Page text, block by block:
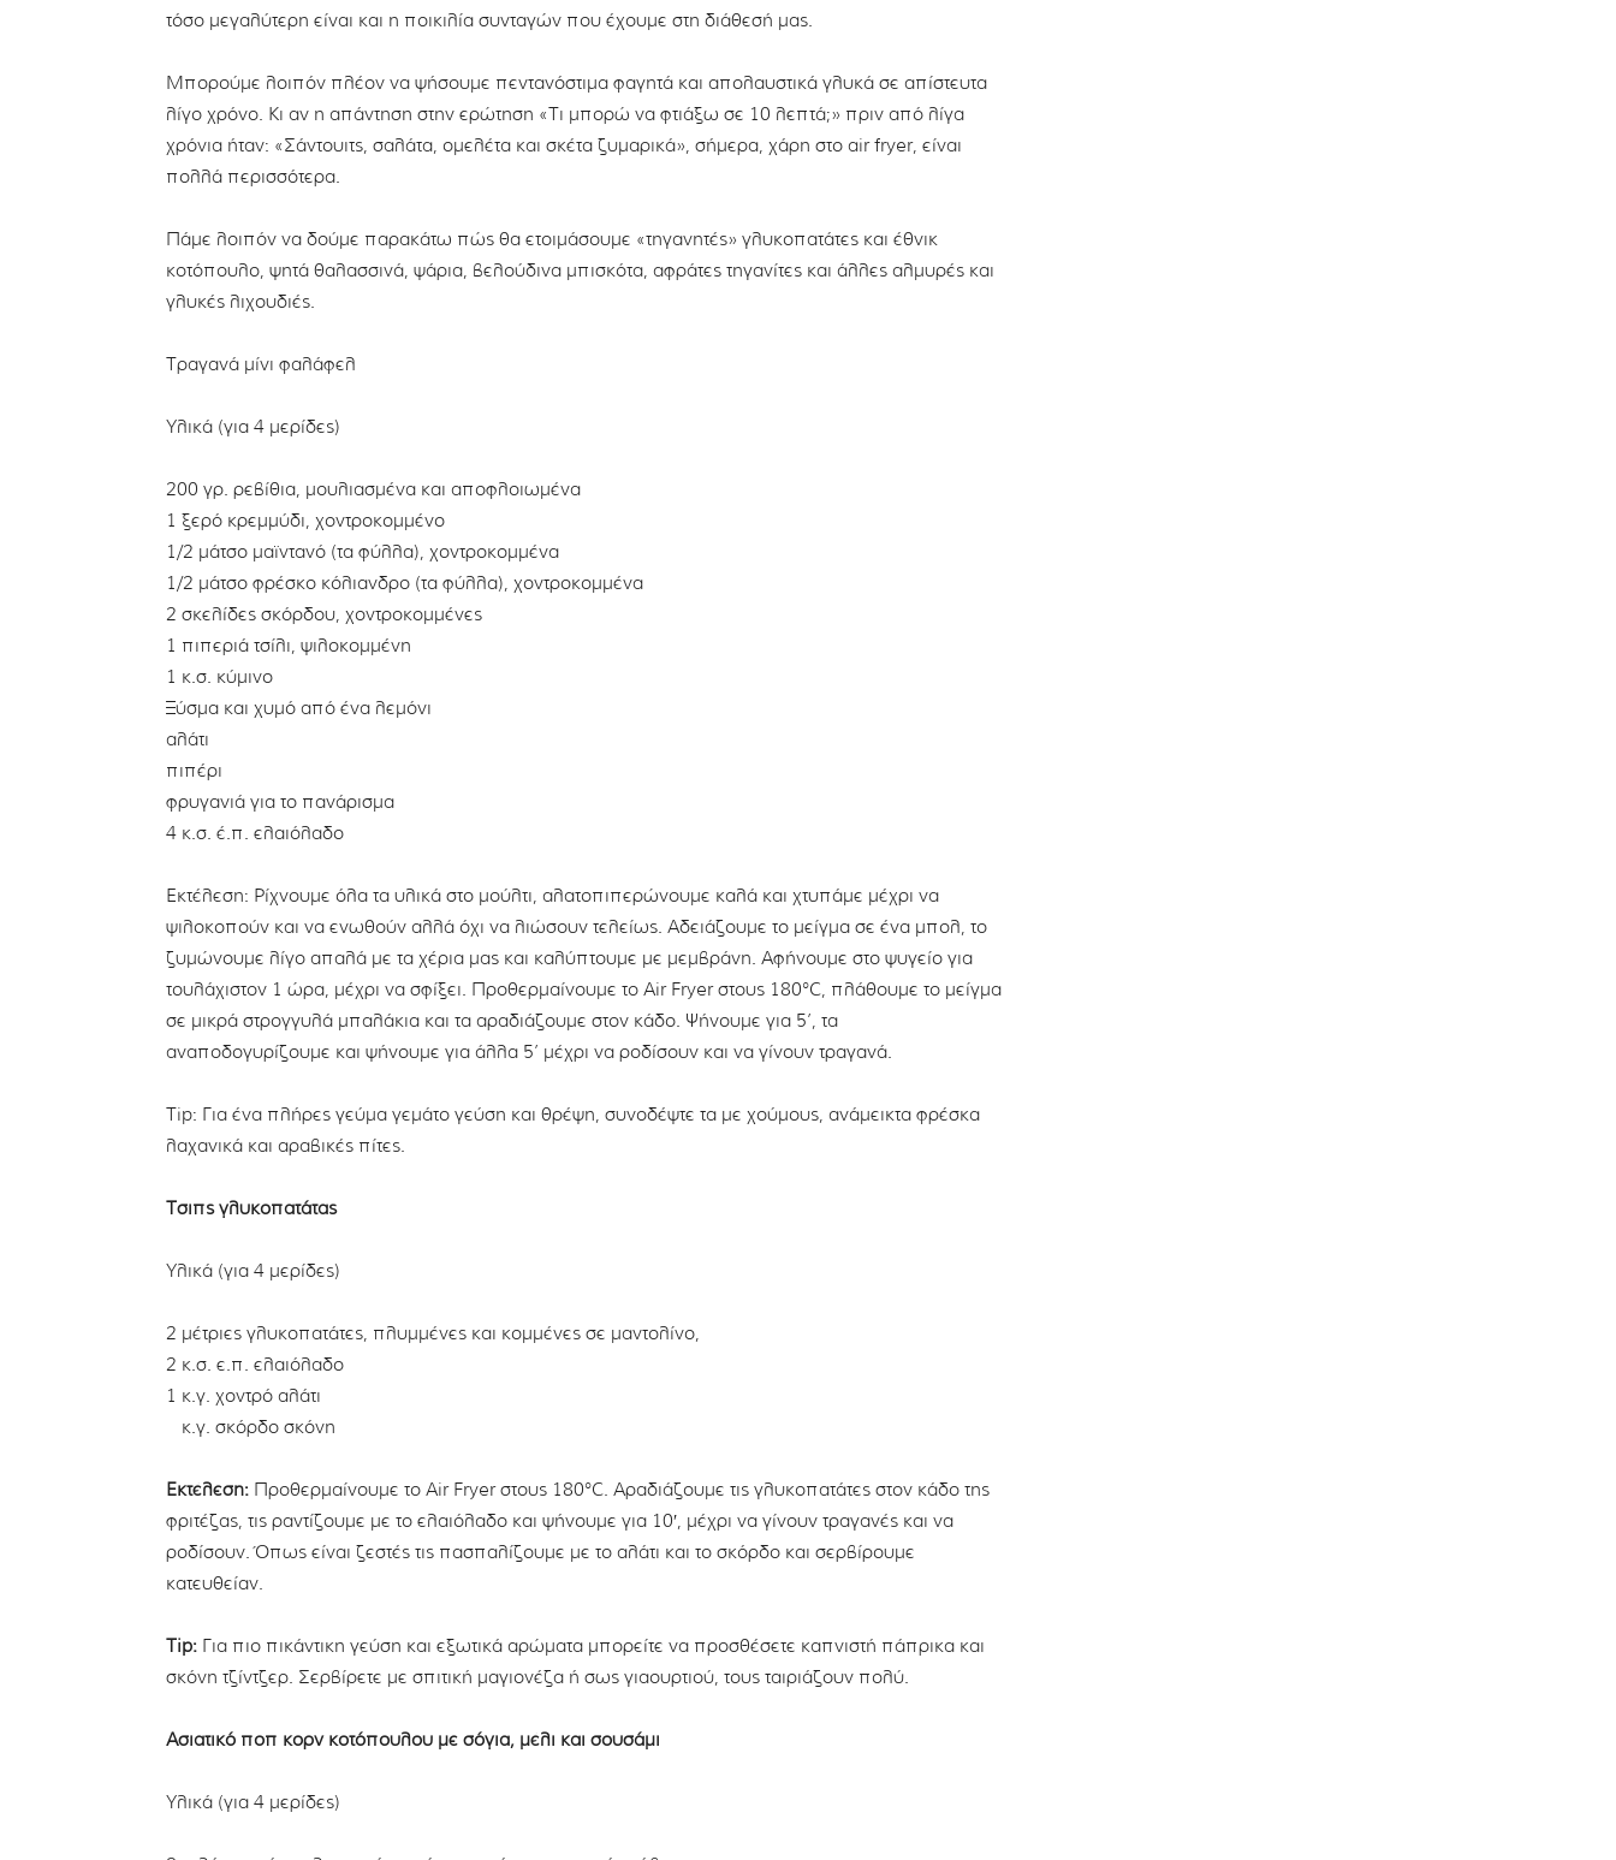
τόσο μεγαλύτερη είναι και η ποικιλία συνταγών που έχουμε στη διάθεσή μας.
Μπορούμε λοιπόν πλέον να ψήσουμε πεντανόστιμα φαγητά και απολαυστικά γλυκά σε απίστευτα
λίγο χρόνο. Κι αν η απάντηση στην ερώτηση «Τι μπορώ να φτιάξω σε 10 λεπτά;» πριν από λίγα
χρόνια ήταν: «Σάντουιτς, σαλάτα, ομελέτα και σκέτα ζυμαρικά», σήμερα, χάρη στο air fryer, είναι
πολλά περισσότερα.
Πάμε λοιπόν να δούμε παρακάτω πώς θα ετοιμάσουμε «τηγανητές» γλυκοπατάτες και έθνικ
κοτόπουλο, ψητά θαλασσινά, ψάρια, βελούδινα μπισκότα, αφράτες τηγανίτες και άλλες αλμυρές και
γλυκές λιχουδιές.
Τραγανά μίνι φαλάφελ
Υλικά (για 4 μερίδες)
200 γρ. ρεβίθια, μουλιασμένα και αποφλοιωμένα
1 ξερό κρεμμύδι, χοντροκομμένο
1/2 μάτσο μαϊντανό (τα φύλλα), χοντροκομμένα
1/2 μάτσο φρέσκο κόλιανδρο (τα φύλλα), χοντροκομμένα
2 σκελίδες σκόρδου, χοντροκομμένες
1 πιπεριά τσίλι, ψιλοκομμένη
1 κ.σ. κύμινο
Ξύσμα και χυμό από ένα λεμόνι
αλάτι
πιπέρι
φρυγανιά για το πανάρισμα
4 κ.σ. έ.π. ελαιόλαδο
Εκτέλεση: Ρίχνουμε όλα τα υλικά στο μούλτι, αλατοπιπερώνουμε καλά και χτυπάμε μέχρι να
ψιλοκοπούν και να ενωθούν αλλά όχι να λιώσουν τελείως. Αδειάζουμε το μείγμα σε ένα μπολ, το
ζυμώνουμε λίγο απαλά με τα χέρια μας και καλύπτουμε με μεμβράνη. Αφήνουμε στο ψυγείο για
τουλάχιστον 1 ώρα, μέχρι να σφίξει. Προθερμαίνουμε το Αir Fryer στους 180°C, πλάθουμε το μείγμα
σε μικρά στρογγυλά μπαλάκια και τα αραδιάζουμε στον κάδο. Ψήνουμε για 5’, τα
αναποδογυρίζουμε και ψήνουμε για άλλα 5’ μέχρι να ροδίσουν και να γίνουν τραγανά.
Tip: Για ένα πλήρες γεύμα γεμάτο γεύση και θρέψη, συνοδέψτε τα με χούμους, ανάμεικτα φρέσκα
λαχανικά και αραβικές πίτες.
Τσιπς γλυκοπατάτας
Υλικά (για 4 μερίδες)
2 μέτριες γλυκοπατάτες, πλυμμένες και κομμένες σε μαντολίνο,
2 κ.σ. ε.π. ελαιόλαδο
1 κ.γ. χοντρό αλάτι
½ κ.γ. σκόρδο σκόνη
Εκτέλεση: Προθερμαίνουμε το Αir Fryer στους 180°C. Αραδιάζουμε τις γλυκοπατάτες στον κάδο της
φριτέζας, τις ραντίζουμε με το ελαιόλαδο και ψήνουμε για 10′, μέχρι να γίνουν τραγανές και να
ροδίσουν. Όπως είναι ζεστές τις πασπαλίζουμε με το αλάτι και το σκόρδο και σερβίρουμε
κατευθείαν.
Tip: Για πιο πικάντικη γεύση και εξωτικά αρώματα μπορείτε να προσθέσετε καπνιστή πάπρικα και
σκόνη τζίντζερ. Σερβίρετε με σπιτική μαγιονέζα ή σως γιαουρτιού, τους ταιριάζουν πολύ.
Ασιατικό ποπ κορν κοτόπουλου με σόγια, μέλι και σουσάμι
Υλικά (για 4 μερίδες)